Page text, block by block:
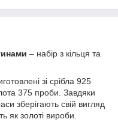
– набір з кільця та
зі срібла 925
375 проби. Завдяки
зберігають свій вигляд
як золоті вироби.